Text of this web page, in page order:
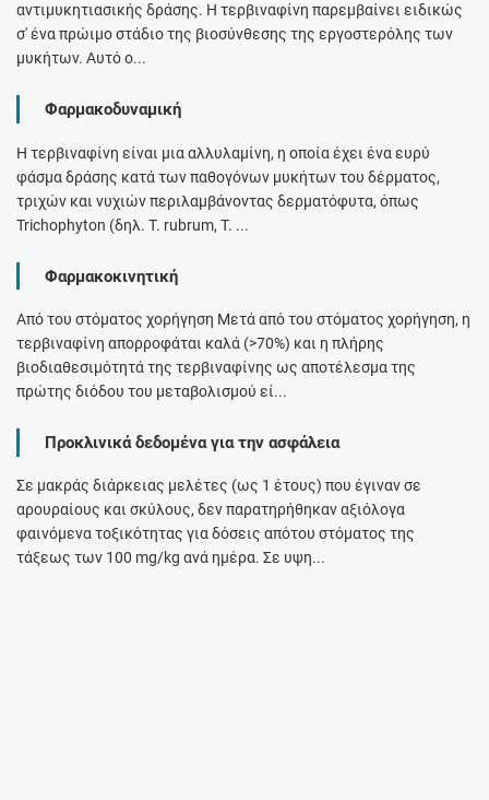
αντιμυκητιασικής δράσης. Η τερβιναφίνη παρεμβαίνει ειδικώς
σ' ένα πρώιμο στάδιο της βιοσύνθεσης της εργοστερόλης των
μυκήτων. Αυτό ο...
Φαρμακοδυναμική
Η τερβιναφίνη είναι μια αλλυλαμίνη, η οποία έχει ένα ευρύ
φάσμα δράσης κατά των παθογόνων μυκήτων του δέρματος,
τριχών και νυχιών περιλαμβάνοντας δερματόφυτα, όπως
Trichophyton (δηλ. T. rubrum, T. ...
Φαρμακοκινητική
Από του στόματος χορήγηση Μετά από του στόματος χορήγηση, η
τερβιναφίνη απορροφάται καλά (>70%) και η πλήρης
βιοδιαθεσιμότητά της τερβιναφίνης ως αποτέλεσμα της
πρώτης διόδου του μεταβολισμού εί...
Προκλινικά δεδομένα για την ασφάλεια
Σε μακράς διάρκειας μελέτες (ως 1 έτους) που έγιναν σε
αρουραίους και σκύλους, δεν παρατηρήθηκαν αξιόλογα
φαινόμενα τοξικότητας για δόσεις απότου στόματος της
τάξεως των 100 mg/kg ανά ημέρα. Σε υψη...